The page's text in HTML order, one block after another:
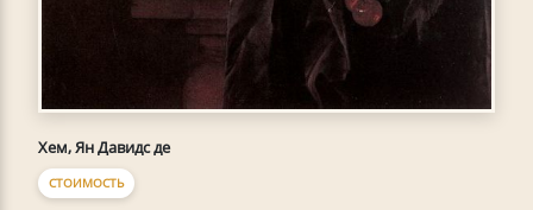
Хем, Ян Давидс де
СТОИМОСТЬ